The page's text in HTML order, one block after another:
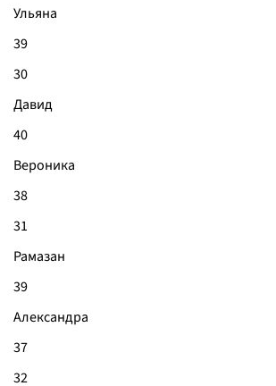
Ульяна
39
30
Давид
40
Вероника
38
31
Рамазан
39
Александра
37
32